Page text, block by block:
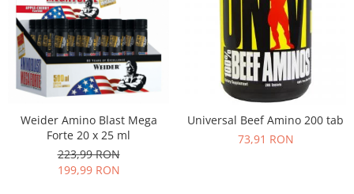
Weider Amino Blast Mega
Forte 20 x 25 ml
223,99 RON
199,99 RON
Universal Beef Amino 200 tab
73,91 RON